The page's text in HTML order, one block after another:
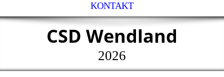
KONTAKT
CSD Wendland
2026